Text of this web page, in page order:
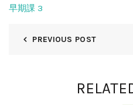
早期課 3
PREVIOUS POST